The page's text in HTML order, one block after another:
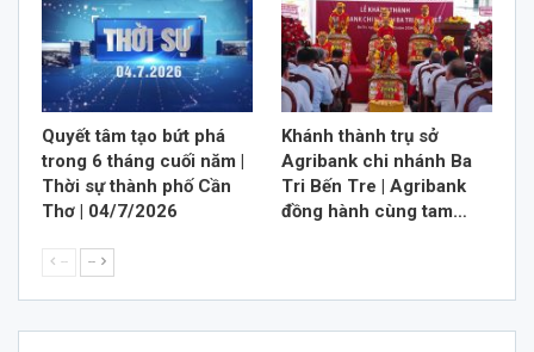
Quyết tâm tạo bứt phá
trong 6 tháng cuối năm |
Thời sự thành phố Cần
Thơ | 04/7/2026
Khánh thành trụ sở
Agribank chi nhánh Ba
Tri Bến Tre | Agribank
đồng hành cùng tam…
-- --